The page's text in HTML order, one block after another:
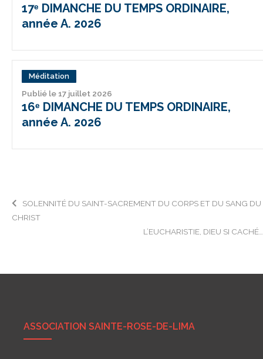
17ᵉ DIMANCHE DU TEMPS ORDINAIRE,
année A. 2026
Méditation
Publié le 17 juillet 2026
16ᵉ DIMANCHE DU TEMPS ORDINAIRE,
année A. 2026
Navigation
SOLENNITÉ DU SAINT-SACREMENT DU CORPS ET DU SANG DU
CHRIST
L’EUCHARISTIE, DIEU SI
ASSOCIATION SAINTE-ROSE-DE-LIMA